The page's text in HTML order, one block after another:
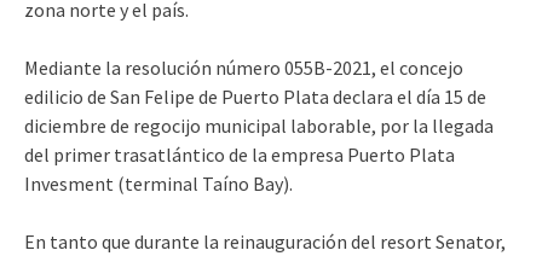
zona norte y el país.
Mediante la resolución número 055B-2021, el concejo
edilicio de San Felipe de Puerto Plata declara el día 15 de
diciembre de regocijo municipal laborable, por la llegada
del primer trasatlántico de la empresa Puerto Plata
Invesment (terminal Taíno Bay).
En tanto que durante la reinauguración del resort Senator,